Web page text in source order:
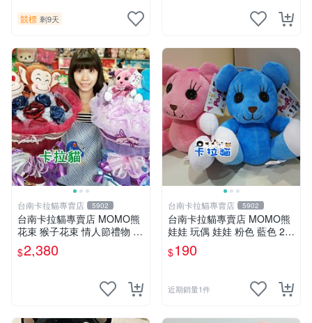
競標 剩9天
台南卡拉貓專賣店 5902
台南卡拉貓專賣店 MOMO熊
花束 猴子花束 情人節禮物 二
選一 可繡字 可今天寄明天到
$2,380
台南卡拉貓專賣店 5902
台南卡拉貓專賣店 MOMO熊
娃娃 玩偶 娃娃 粉色 藍色 2色
分售
$190
近期銷量1件